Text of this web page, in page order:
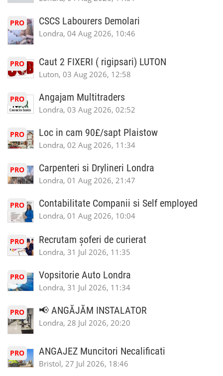
PRO CSCS Labourers Demolari
Londra, 04 Aug 2026, 10:46
PRO Caut 2 FIXERI ( rigipsari) LUTON
Luton, 03 Aug 2026, 12:58
PRO Angajam Multitraders
Londra, 03 Aug 2026, 02:52
PRO Loc in cam 90£/sapt Plaistow
Londra, 02 Aug 2026, 11:34
PRO Carpenteri si Drylineri Londra
Londra, 01 Aug 2026, 21:47
PRO Contabilitate Companii si Self employed
Londra, 01 Aug 2026, 10:04
PRO Recrutam șoferi de curierat
Londra, 31 Jul 2026, 11:35
PRO Vopsitorie Auto Londra
Londra, 31 Jul 2026, 11:34
PRO 📢 ANGĂJĂM INSTALATOR
Londra, 28 Jul 2026, 20:20
PRO ANGAJEZ Muncitori Necalificati
Bristol, 27 Jul 2026, 18:46